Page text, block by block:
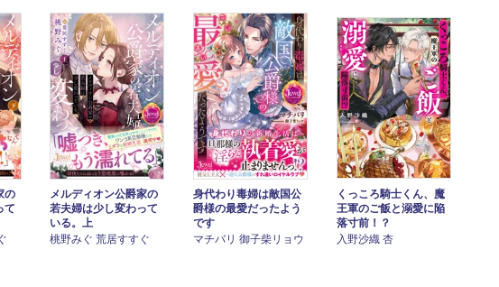
の
て
メルディオン公爵家の
若夫婦は少し変わって
いる。上
桃野みぐ 荒居すすぐ
身代わり毒婦は敵国公
爵様の最愛だったよう
です
マチバリ 御子柴リョウ
くっころ騎士くん、魔
王軍のご飯と溺愛に陥
落寸前！？
入野沙織 杏